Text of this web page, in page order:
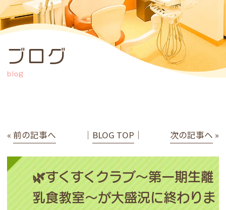
ブログ
blog
« 前の記事へ │ BLOG TOP │ 次の記事へ »
🌿すくすくクラブ〜第一期生離
乳食教室〜が大盛況に終わりま